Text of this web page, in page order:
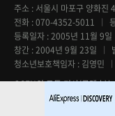
주소
서울시 마포구 양화
전화 070-4352-5011
등록일자 2005년 11월 9일
창간 2004년 9월 23일
청소년보호책임자 김영민
OSEN의 모든 기사(콘텐츠)
엄격히 금지합니다.